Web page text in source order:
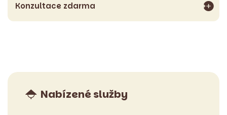
Nabízené služby
Konzultace zdarma